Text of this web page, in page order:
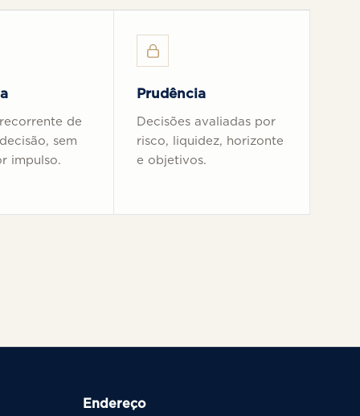
de
sem
impulso.
Prudência
Decisões avaliadas por
risco, liquidez, horizonte
e objetivos.
Endereço